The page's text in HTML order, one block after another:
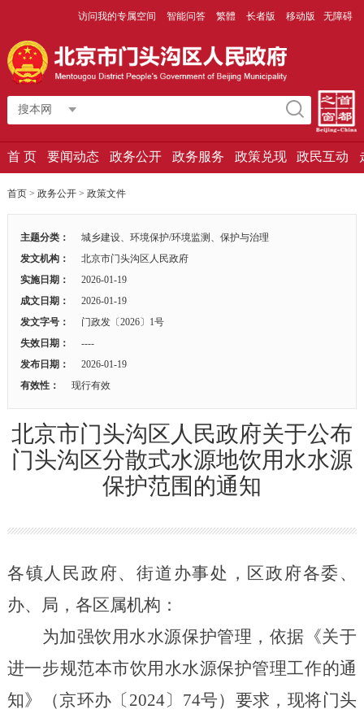
访问我的专属空间 智能问答 繁體 长者版 移动版 无障碍
搜本网
首 页 要闻动态 政务公开 政务服务 政策兑现 政民互动
首页> 政务公开> 政策文件
主题分类：
城乡建设、环境保护/环境监测、保护与治理
发文机构：
北京市门头沟区人民政府
实施日期：
2026-01-19
成文日期：
2026-01-19
发文字号：
门政发〔2026〕1号
失效日期：
----
发布日期：
2026-01-19
有效性：
现行有效
北京市门头沟区人民政府关于公布
门头沟区分散式水源地饮用水水源
保护范围的通知
各镇人民政府、街道办事处，区政府各委、
办、局，各区属机构：
为加强饮用水水源保护管理，依据《关于
进一步规范本市饮用水水源保护管理工作的通
知》（京环办〔 2024〕74号）要求，现将门头